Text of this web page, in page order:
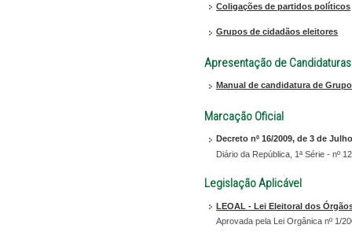
Coligações de partidos políticos
Grupos de cidadãos eleitores
Apresentação de Candidaturas
Manual de candidatura de
Marcação Oficial
Decreto nº 16/2009, de 3 de
Diário da República, 1ª Série - nº
Legislação Aplicável
LEOAL - Lei Eleitoral dos
Aprovada pela Lei Orgânica nº 1/